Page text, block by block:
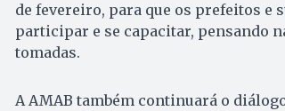
de fevereiro, para que os prefeitos e
participar e se capacitar, pensando
tomadas.
A AMAB também continuará o